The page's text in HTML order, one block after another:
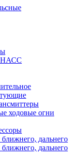
ходовые огни
дальнего
дальнего